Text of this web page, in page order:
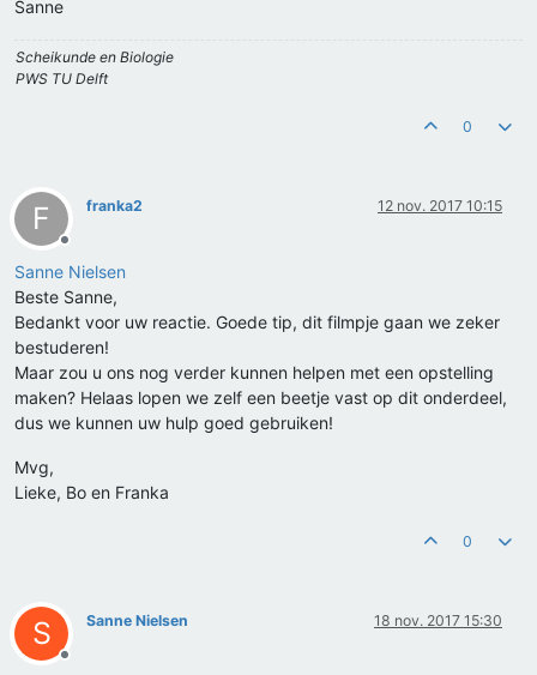
Sanne
Scheikunde en Biologie
PWS TU Delft
0
F
Offline
franka2 12 nov. 2017 10:15
Sanne Nielsen
Beste Sanne,
Bedankt voor uw reactie. Goede tip, dit filmpje gaan we zeker
bestuderen!
Maar zou u ons nog verder kunnen helpen met een opstelling
maken? Helaas lopen we zelf een beetje vast op dit onderdeel,
dus we kunnen uw hulp goed gebruiken!
Mvg,
Lieke, Bo en Franka
0
S
Offline
Sanne Nielsen 18 nov. 2017 15:30